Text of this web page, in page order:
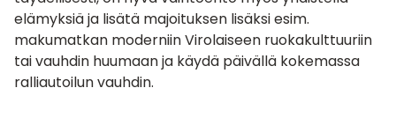
elämyksiä ja lisätä majoituksen lisäksi esim.
makumatkan moderniin Virolaiseen ruokakulttuuriin
tai vauhdin huumaan ja käydä päivällä kokemassa
ralliautoilun vauhdin.